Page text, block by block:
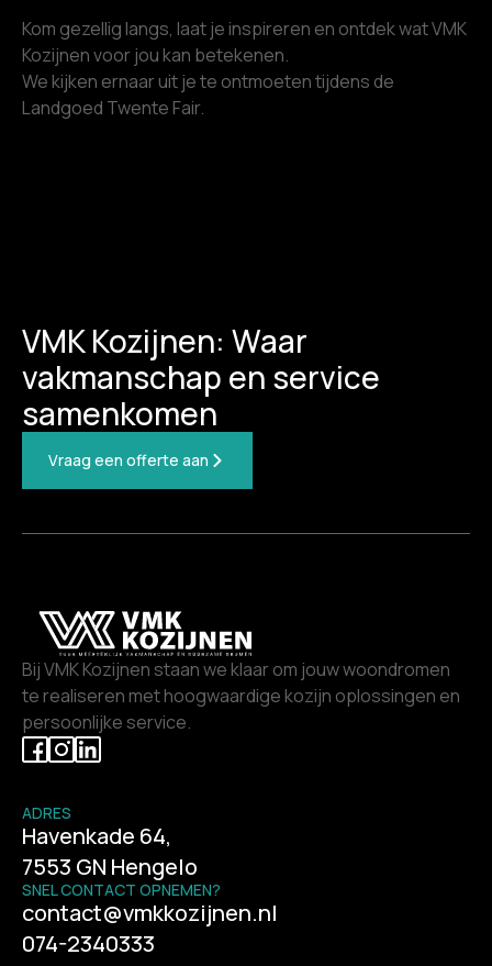
Kom gezellig langs, laat je inspireren en ontdek wat VMK
Kozijnen voor jou kan betekenen.
We kijken ernaar uit je te ontmoeten tijdens de
Landgoed Twente Fair.
VMK Kozijnen: Waar
vakmanschap en service
samenkomen
Vraag een offerte aan
Bij VMK Kozijnen staan we klaar om jouw woondromen
te realiseren met hoogwaardige kozijn oplossingen en
persoonlijke service.
ADRES
Havenkade 64,
7553 GN Hengelo
SNEL CONTACT OPNEMEN?
contact@vmkkozijnen.nl
074-2340333